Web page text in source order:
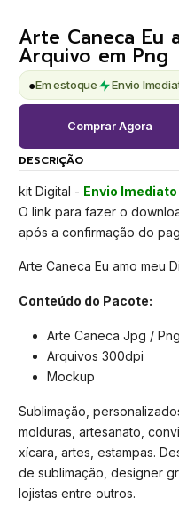
Arte Caneca Eu
Arquivo em Png
●Em estoque Envio
Comprar Agora
DESCRIÇÃO
kit Digital - Envio
O link para fazer o
após a confirmação do
Arte Caneca Eu amo meu
Conteúdo do Pacote:
Arte Caneca Jpg / Png
Arquivos 300dpi
Mockup
Sublimação,
molduras, artesanato,
xícara, artes, estampas.
de sublimação, designer
lojistas entre outros.